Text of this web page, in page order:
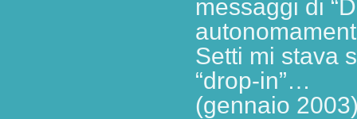
messaggi di
Setti mi stava
“drop-in”…
(gennaio